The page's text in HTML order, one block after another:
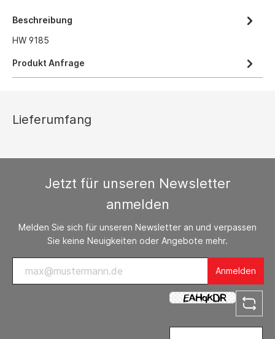
Beschreibung
HW 9185
Produkt Anfrage
Lieferumfang
Jetzt für unseren Newsletter
anmelden
Melden Sie sich für unseren Newsletter an und verpassen
Sie keine Neuigkeiten oder Angebote mehr.
Anmelden